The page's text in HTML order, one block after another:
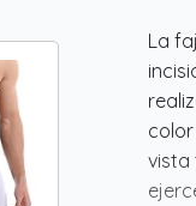
La
color
vista